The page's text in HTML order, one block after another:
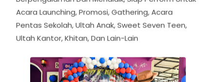
Acara Launching, Promosi, Gathering, Acara
Pentas Sekolah, Ultah Anak, Sweet Seven Teen,
Ultah Kantor, Khitan, Dan Lain-Lain